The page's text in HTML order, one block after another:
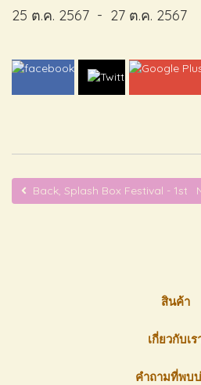
25 ต.ค. 2567 - 27 ต.ค. 2567
Back, Splash Box Festival - 1st
สินค้า
เกี่ยวกับเร
คำถามที่พบ